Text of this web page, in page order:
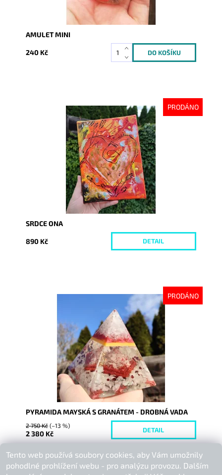
AMULET MINI
240 Kč
PRODÁNO
Vyprodáno
4721
SRDCE ONA
890 Kč DETAIL
PRODÁNO
6077
PYRAMIDA MAYSKÁ S GRANÁTEM - DROBNÁ VADA
2 750 Kč(–13 %)
2 380 Kč DETAIL
Buďte první, kdo napíše příspěvek k této položce.
Tento web používá soubory cookies, aby Vám umožnily
pohodlné prohlížení webu - pro analýzu provozu. Dalším